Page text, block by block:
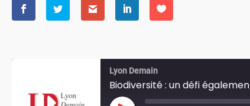
Lyon Demain
Biodiversité : un défi